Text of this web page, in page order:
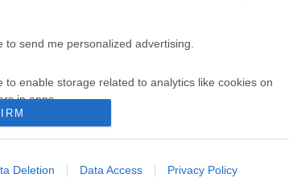
to send me personalized advertising.
to enable storage related to analytics like cookies on
in apps.
Deletion Data Access Privacy Policy
forintos közönségdíjat aHárom a magyar igazság